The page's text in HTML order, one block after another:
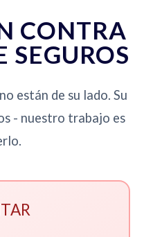
CONTRA
SEGUROS
están de su lado. Su
- nuestro trabajo es